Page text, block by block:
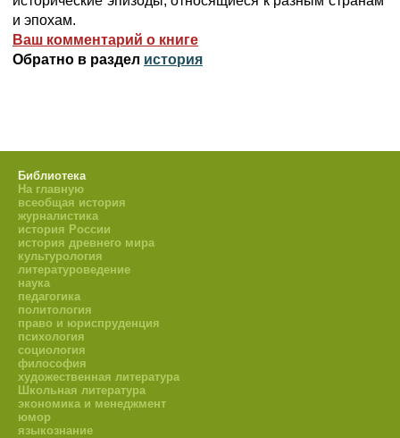
и эпохам.
Ваш комментарий о книге
Обратно в раздел история
Библиотека
На главную
всеобщая история
журналистика
история России
история древнего мира
культурология
литературоведение
наука
педагогика
политология
право и юриспруденция
психология
социология
философия
художественная литература
Школьная литература
экономика и менеджмент
юмор
языкознание